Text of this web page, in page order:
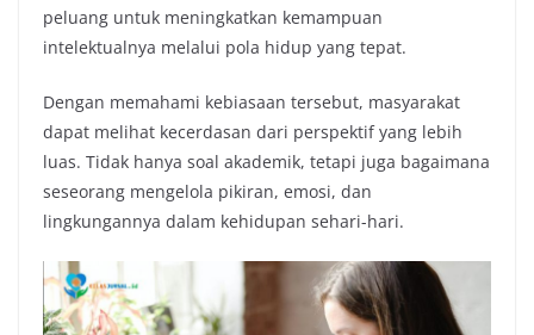
peluang untuk meningkatkan kemampuan
intelektualnya melalui pola hidup yang tepat.
Dengan memahami kebiasaan tersebut, masyarakat
dapat melihat kecerdasan dari perspektif yang lebih
luas. Tidak hanya soal akademik, tetapi juga bagaimana
seseorang mengelola pikiran, emosi, dan
lingkungannya dalam kehidupan sehari-hari.